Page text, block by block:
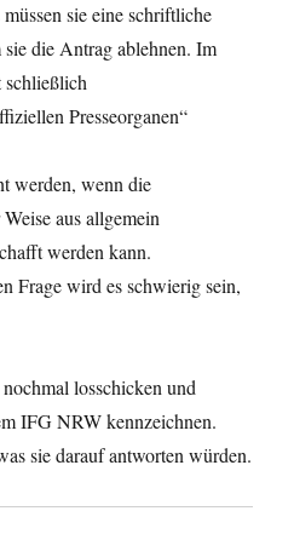
sie eine schriftliche
die Antrag ablehnen. Im
schließlich
Presseorganen“
werden, wenn die
aus allgemein
werden kann.
Frage wird es schwierig sein,
losschicken und
IFG NRW kennzeichnen.
sie darauf antworten würden.